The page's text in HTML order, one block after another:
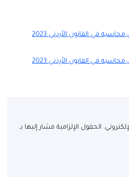
في القانون الأردني 2023
في القانون الأردني 2023
الحقول الإلزامية مشار إليها بـ